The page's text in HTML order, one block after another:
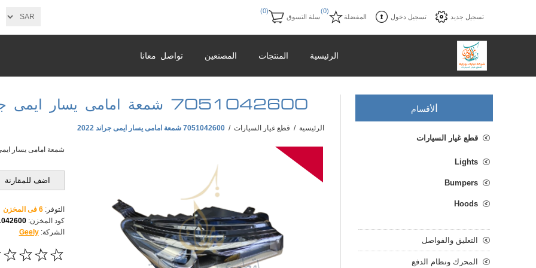
تسجيل جديد تسجيل دخول المفضلة
(0)
سلة التسوق
(0)
الرئيسية المنتجات المصنعين تواصل معانا
7051042600 شمعة امامى يسار ايمى جراند 2022
الرئيسية / قطع غيار السيارات / 7051042600 شمعة امامى يسار ايمى جراند 2022
شمعة امامى يسار ايمى
اضف للمقارنة
التوفر: 6 فى المخزن
كود المخزن:
الشركة: Geely
لأقسام
قطع غيار السيارات
Lights
Bumpers
Hoods
التعليق والفواصل
المحرك ونظام الدفع